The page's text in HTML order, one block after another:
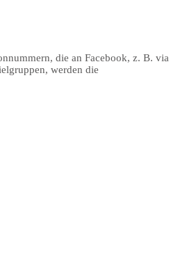
die an Facebook, z. B. via
werden die